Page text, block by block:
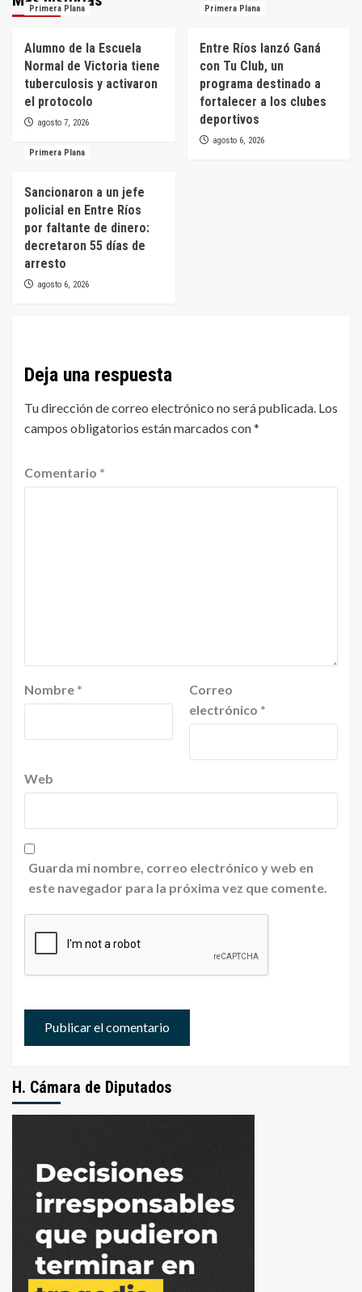
Primera Plana
Alumno de la Escuela
Normal de Victoria tiene
tuberculosis y activaron
el protocolo
agosto 7, 2026
Primera Plana
Entre Ríos lanzó Ganá
con Tu Club, un
programa destinado a
fortalecer a los clubes
deportivos
agosto 6, 2026
Primera Plana
Sancionaron a un jefe
policial en Entre Ríos
por faltante de dinero:
decretaron 55 días de
arresto
agosto 6, 2026
Deja una respuesta
Tu dirección de correo electrónico no será publicada. Los
campos obligatorios están marcados con*
Comentario *
Nombre *
Correo
electrónico *
Web
Guarda mi nombre, correo electrónico y web en
este navegador para la próxima vez que comente.
H. Cámara de Diputados